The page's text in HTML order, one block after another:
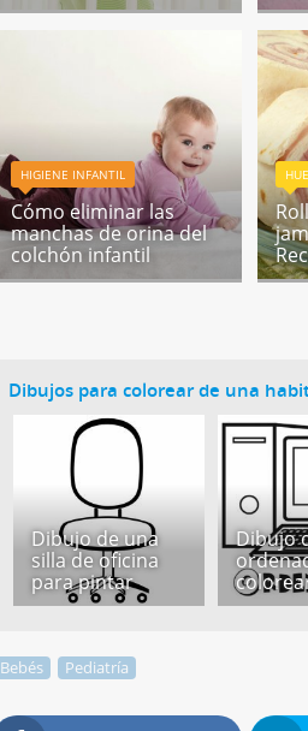
HIGIENE INFANTIL
Cómo eliminar las
manchas de orina del
colchón infantil
Dibujos para colorear de una
Dibujo de una
silla de oficina
para pintar
Dibujo
Bebés Pediatría